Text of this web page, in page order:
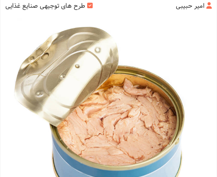
امیر حبیبی طرح های توجیهی صنایع غذایی